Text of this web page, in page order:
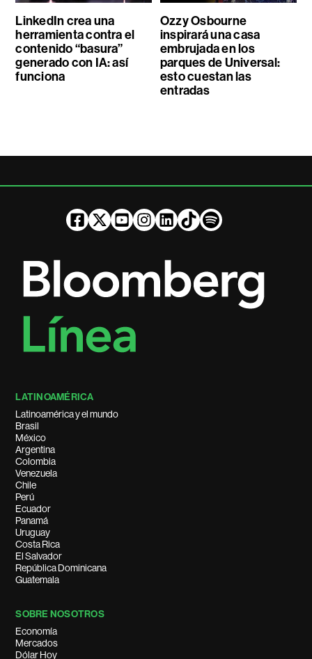
LinkedIn crea una
herramienta contra el
contenido “basura”
generado con IA: así
funciona
Ozzy Osbourne
inspirará una casa
embrujada en los
parques de Universal:
esto cuestan las
entradas
LATINOAMÉRICA
Latinoamérica y el mundo
Brasil
México
Argentina
Colombia
Venezuela
Chile
Perú
Ecuador
Panamá
Uruguay
Costa Rica
El Salvador
República Dominicana
Guatemala
SOBRE NOSOTROS
Economía
Mercados
Dólar Hoy